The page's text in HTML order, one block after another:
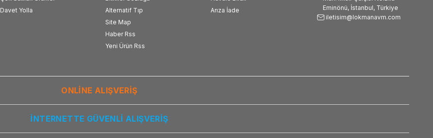
Eminönü, İstanbul, Türkiye
iletisim@lokmanavm.com
Davet Yolla
Alternatif Tıp
Site Map
Haber Rss
Yeni Ürün Rss
Arıza İade
ONLİNE ALIŞVERİŞ
İNTERNETTE GÜVENLİ ALIŞVERİŞ